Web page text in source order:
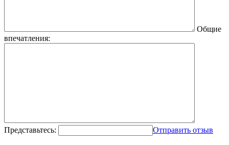
Общие
впечатления:
Представьтесь: Отправить отзыв